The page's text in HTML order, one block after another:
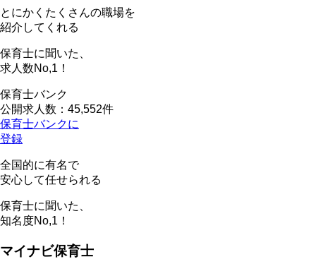
とにかくたくさんの職場を
紹介してくれる
保育士に聞いた、
求人数No,1！
保育士バンク
公開求人数：45,552件
保育士バンクに
登録
全国的に有名で
安心して任せられる
保育士に聞いた、
知名度No,1！
マイナビ保育士